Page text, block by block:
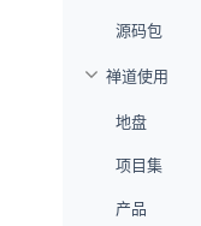
源码包
禅道使用
地盘
项目集
产品